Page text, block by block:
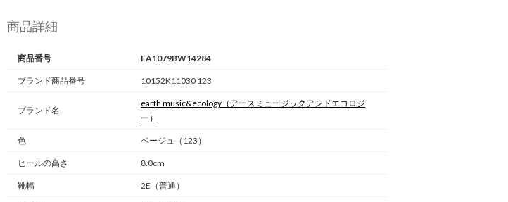
商品詳細
商品番号 EA1079BW14284
ブランド商品番号 10152K11030 123
ブランド名
earth music&ecology （アースミュージックアンドエコロジ
ー）
色 ベージュ（123）
ヒールの高さ 8.0cm
靴幅 2E（普通）